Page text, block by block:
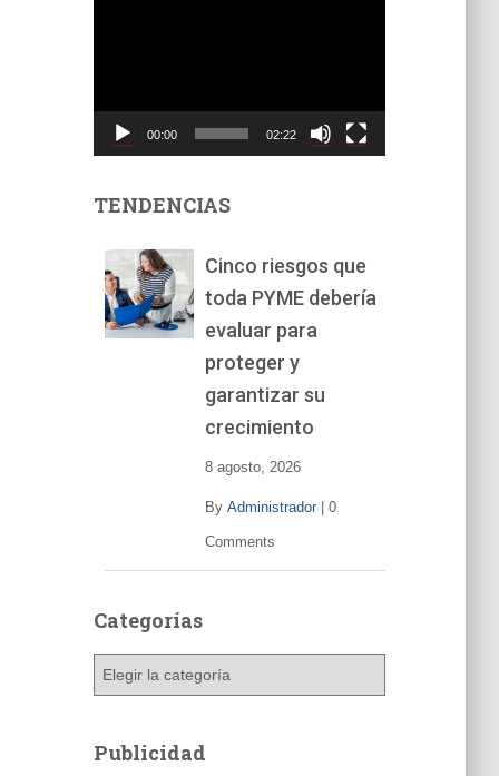
t
00:00 02:22
TENDENCIAS
Cinco riesgos que
toda PYME debería
evaluar para
proteger y
garantizar su
crecimiento
8 agosto, 2026
By Administrador| 0
Comments
Categorías
g
Publicidad